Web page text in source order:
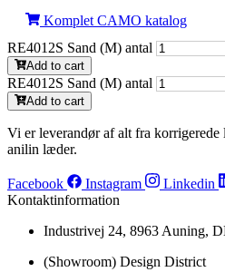
Komplet CAMO katalog
RE4012S Sand (M) antal
Add to cart
RE4012S Sand (M) antal
Add to cart
Vi er leverandør af alt fra
anilin læder.
Facebook Instagram Linkedin
Kontaktinformation
Industrivej 24, 8963 Auning,
(Showroom) Design District